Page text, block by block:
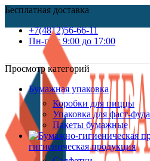
Бесплатная доставка
+7(4812)56-66-11
Пн-пт c 9:00 до 17:00
Просмотр категорий
Бумажная упаковка
Коробки для пиццы
Упаковка для фаст-фуда
Пакеты бумажные
гигиеническая продукция